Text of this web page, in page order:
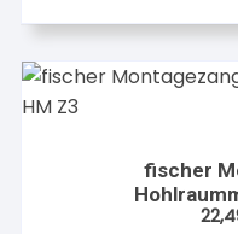
fischer